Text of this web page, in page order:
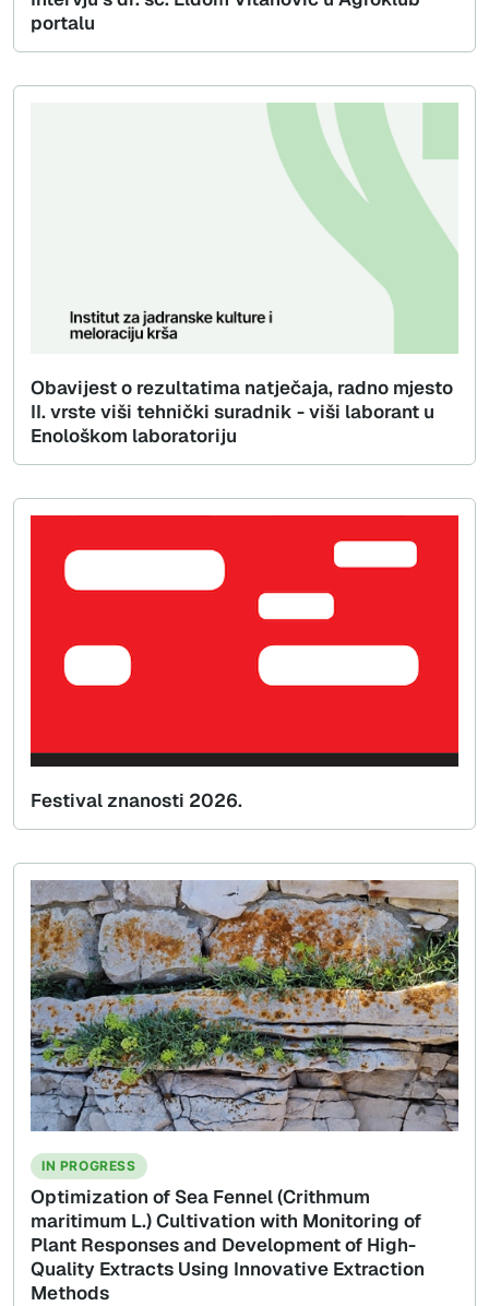
portalu
Obavijest o rezultatima natječaja, radno mjesto
II. vrste viši tehnički suradnik - viši laborant u
Enološkom laboratoriju
Festival znanosti 2026.
IN PROGRESS
Optimization of Sea Fennel (Crithmum
maritimum L.) Cultivation with Monitoring of
Plant Responses and Development of High-
Quality Extracts Using Innovative Extraction
Methods